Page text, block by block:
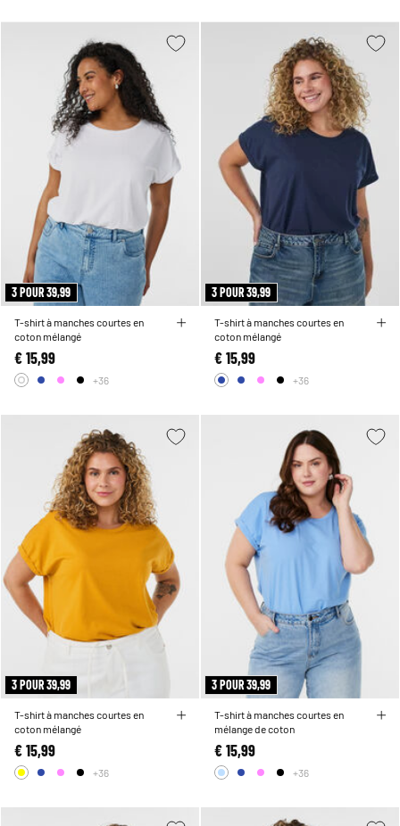
3 POUR 39,99
T-shirt à manches courtes en
coton mélangé
€ 15,99
+36
3 POUR 39,99
T-shirt à manches courtes en
coton mélangé
€ 15,99
+36
3 POUR 39,99
T-shirt à manches courtes en
coton mélangé
€ 15,99
+36
3 POUR 39,99
T-shirt à manches courtes en
mélange de coton
€ 15,99
+36